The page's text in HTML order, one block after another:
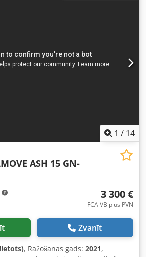
400V (50 Hz) 460V (60 Hz)
apm. 65 mm izpildījums: vertikālais
✅ Tehniskais stāvoklis sūknis pilns ar
1 / 14
ASH 15 GN-
3 300 €
FCA VB plus PVN
Zvanīt
, Ražošanas gads: 2021,